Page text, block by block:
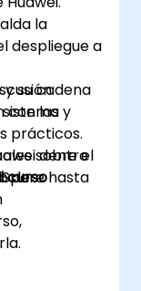
la
despliegue a
y su cadena
con las
dentro
de
y
prácticos.
sobre el
hasta
curso